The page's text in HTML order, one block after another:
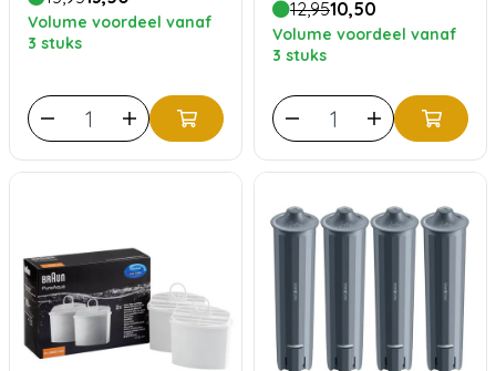
Volume voordeel vanaf
3 stuks
12,9510,50
Volume voordeel vanaf
3 stuks